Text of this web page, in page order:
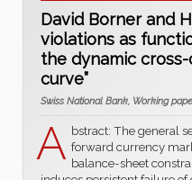
David Borner and
violations as
the dynamic
curve”
Swiss National Bank, Working
A bstract: The general
forward currency
balance-sheet